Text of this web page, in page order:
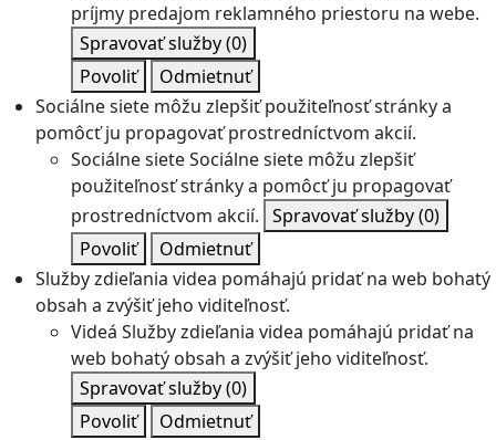
príjmy predajom reklamného priestoru na webe.
Spravovať služby(0)
Povoliť
Odmietnuť
Sociálne siete môžu zlepšiť použiteľnosť stránky a
pomôcť ju propagovať prostredníctvom akcií.
Sociálne sieteSociálne siete môžu zlepšiť
použiteľnosť stránky a pomôcť ju propagovať
prostredníctvom akcií. Spravovať služby(0)
Povoliť
Odmietnuť
Služby zdieľania videa pomáhajú pridať na web bohatý
obsah a zvýšiť jeho viditeľnosť.
Videá Služby zdieľania videa pomáhajú pridať na
web bohatý obsah a zvýšiť jeho viditeľnosť.
Spravovať služby(0)
Povoliť
Odmietnuť